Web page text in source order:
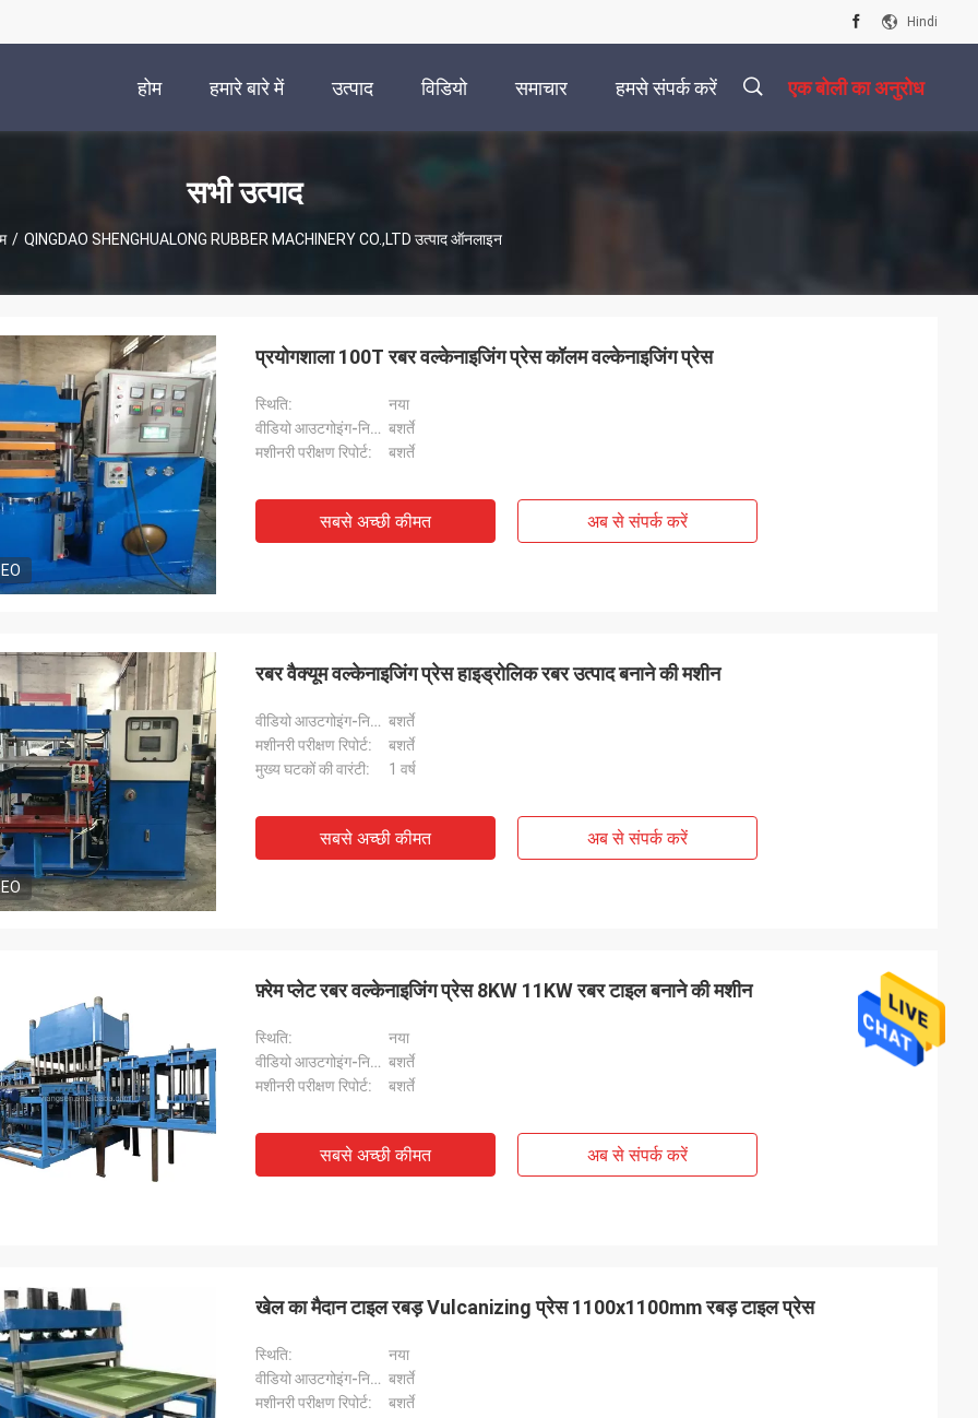
Hindi
होम हमारे बारे में उत्पाद विडियो समाचार हमसे संपर्क करें एक बोली का अनुरोध
सभी उत्पाद
/ QINGDAO SHENGHUALONG RUBBER MACHINERY CO.,LTD उत्पाद ऑनलाइन
प्रयोगशाला 100T रबर वल्केनाइजिंग प्रेस कॉलम वल्केनाइजिंग प्रेस
स्थिति:
नया
वीडियो आउटगोइंग-निरीक्षण: बशर्ते
मशीनरी परीक्षण रिपोर्ट:
बशर्ते
सबसे अच्छी कीमत अब से संपर्क करें
रबर वैक्यूम वल्केनाइजिंग प्रेस हाइड्रोलिक रबर उत्पाद बनाने की मशीन
वीडियो आउटगोइंग-निरीक्षण: बशर्ते
मशीनरी परीक्षण रिपोर्ट:
बशर्ते
मुख्य घटकों की वारंटी:
1 वर्ष
सबसे अच्छी कीमत अब से संपर्क करें
फ़्रेम प्लेट रबर वल्केनाइजिंग प्रेस 8KW 11KW रबर टाइल बनाने की मशीन
स्थिति:
नया
वीडियो आउटगोइंग-निरीक्षण: बशर्ते
मशीनरी परीक्षण रिपोर्ट:
बशर्ते
सबसे अच्छी कीमत अब से संपर्क करें
खेल का मैदान टाइल रबड़ Vulcanizing प्रेस 1100x1100mm रबड़ टाइल प्रेस
स्थिति:
नया
वीडियो आउटगोइंग-निरीक्षण: बशर्ते
मशीनरी परीक्षण रिपोर्ट:
बशर्ते